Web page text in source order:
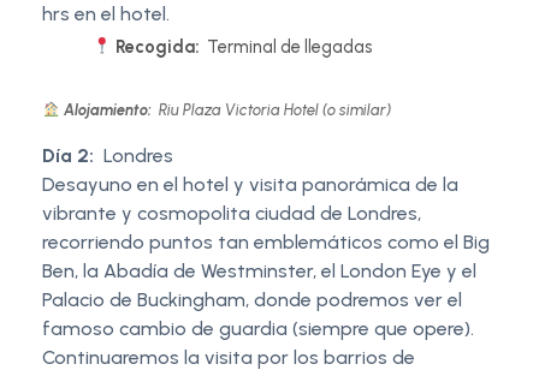
hrs en el hotel.
Recogida: Terminal de llegadas
Alojamiento: Riu Plaza Victoria Hotel (o similar)
Día 2: Londres
Desayuno en el hotel y visita panorámica de la
vibrante y cosmopolita ciudad de Londres,
recorriendo puntos tan emblemáticos como el Big
Ben, la Abadía de Westminster, el London Eye y el
Palacio de Buckingham, donde podremos ver el
famoso cambio de guardia (siempre que opere).
Continuaremos la visita por los barrios de